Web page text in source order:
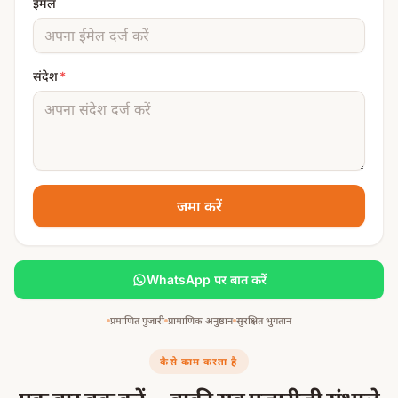
श्रावण मास
ग्रह शांति के शुभ मुहूर्त
कार्तिक मास
हवाई मार्ग
निकटतम हवाई अड्डा इंदौर स्थित देवी अहिल्याबाई होल्कर हवाई अड्डा है,
जो उज्जैन से लगभग पचपन किलोमीटर की दूरी पर स्थित है।
ईमेल
संदेश*
जमा करें
WhatsApp पर बात करें
प्रमाणित पुजारी प्रामाणिक अनुष्ठान सुरक्षित भुगतान
कैसे काम करता है